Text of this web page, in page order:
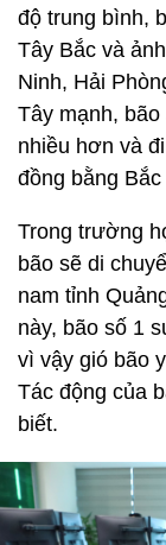
độ trung bình,
Tây Bắc và
Ninh, Hải
Tây mạnh,
nhiều hơn và
đồng bằng Bắc
Trong trường
bão sẽ di
nam tỉnh
này, bão số 1
vì vậy gió bão
Tác động của
biết.